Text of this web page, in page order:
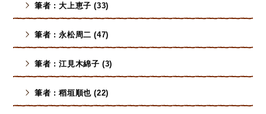
筆者 : 大上恵子 (33)
筆者 : 永松周二 (47)
筆者 : 江見木綿子 (3)
筆者 : 稻垣順也 (22)